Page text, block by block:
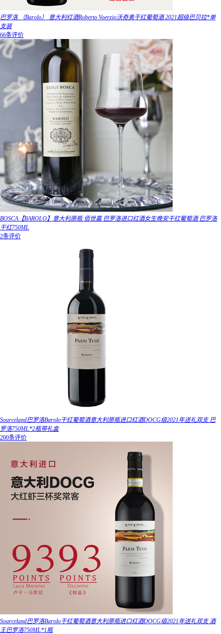
巴罗洛 （Barolo） 意大利红酒Roberto Voerzio沃奇奥干红葡萄酒 2021超级巴贝拉*单
支装
66条评价
BOSCA【BAROLO】意大利原瓶 佰世嘉 巴罗洛进口红酒女生晚安干红葡萄酒 巴罗洛
干红750ML
2条评价
Sourceland巴罗洛Barolo干红葡萄酒意大利原瓶进口红酒DOCG级2021年送礼双支 巴
罗洛750ML*2瓶带礼盒
200条评价
Sourceland巴罗洛Barolo干红葡萄酒意大利原瓶进口红酒DOCG级2021年送礼双支 酒
王巴罗洛750ML*1瓶